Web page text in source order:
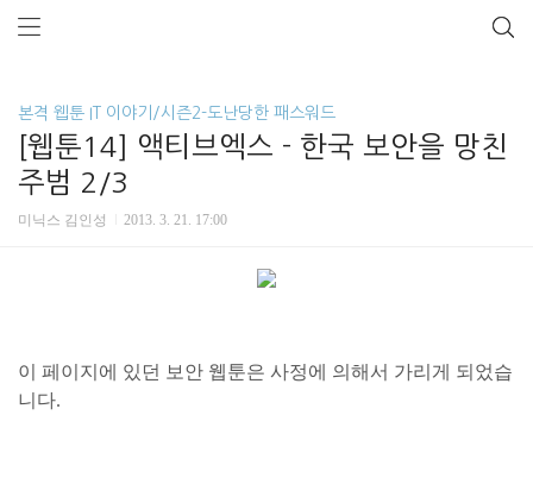
본격 웹툰 IT 이야기/시즌2-도난당한 패스워드
[웹툰14] 액티브엑스 - 한국 보안을 망친
주범 2/3
미닉스 김인성 2013. 3. 21. 17:00
이 페이지에 있던 보안 웹툰은 사정에 의해서 가리게 되었습
니다.